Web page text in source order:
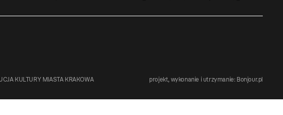
KULTURY MIASTA KRAKOWA projekt, wykonanie i utrzymanie: Bonjour.pl